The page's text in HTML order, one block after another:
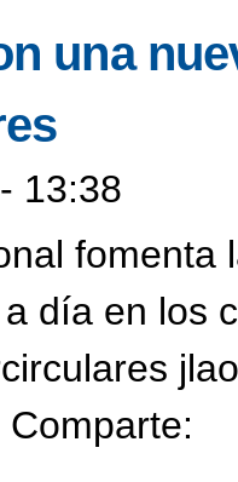
una
13:38
día en los